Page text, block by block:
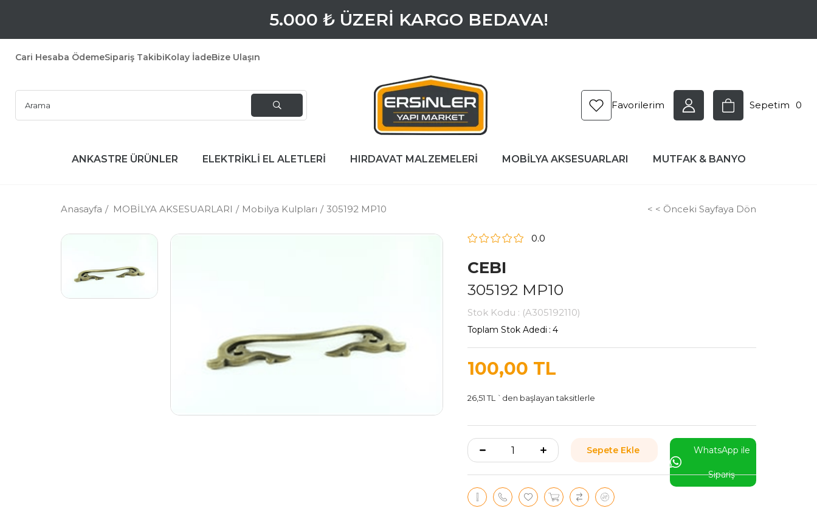
5.000 ₺ ÜZERİ KARGO BEDAVA!
Cari Hesaba ÖdemeSipariş TakibiKolay İadeBize Ulaşın
Sepetim 0
Favorilerim
ANKASTRE ÜRÜNLER ELEKTRİKLİ EL ALETLERİ HIRDAVAT MALZEMELERİ MOBİLYA AKSESUARLARI MUTFAK & BANYO
Anasayfa MOBİLYA AKSESUARLARI Mobilya Kulpları 305192 MP10 < < Önceki Sayfaya Dön
0.0
CEBI
305192 MP10
Stok Kodu (A305192110)
Toplam Stok Adedi : 4
100,00 TL
26,51 TL `den başlayan taksitlerle
WhatsApp ile
Sipariş